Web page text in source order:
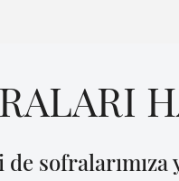
sofralarımıza